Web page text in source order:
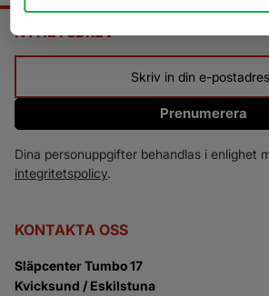
NYHETSBREV
Prenumerera
Dina personuppgifter behandlas i enlighet
integritetspolicy.
KONTAKTA OSS
Släpcenter Tumbo 17
Kvicksund / Eskilstuna